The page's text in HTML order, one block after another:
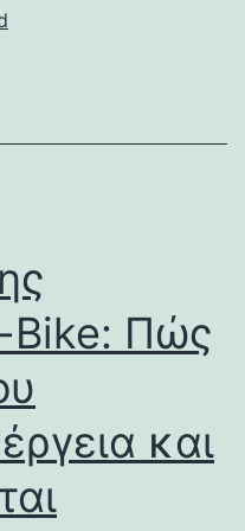
Bike: Πώς
και